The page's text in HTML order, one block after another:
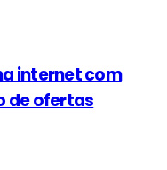
internet com
de ofertas